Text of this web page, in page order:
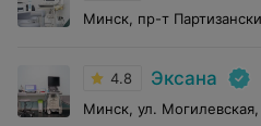
Минск, пр-т
4.8 Эксана
Минск, ул. Могилевская,